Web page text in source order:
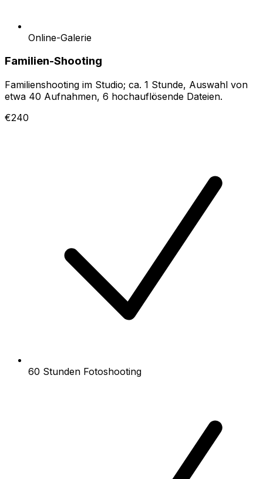
Online-Galerie
Familien-Shooting
Familienshooting im Studio; ca. 1 Stunde, Auswahl von
etwa 40 Aufnahmen, 6 hochauflösende Dateien.
€240
60 Stunden Fotoshooting